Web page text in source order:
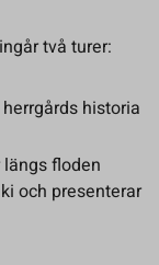
ingår två turer:
historia
floden
och presenterar